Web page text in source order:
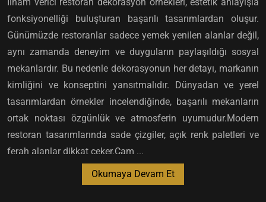
fonksiyonelliği buluşturan başarılı tasarımlardan oluşur.
Günümüzde restoranlar sadece yemek yenilen alanlar değil,
aynı zamanda deneyim ve duyguların paylaşıldığı sosyal
mekanlardır. Bu nedenle dekorasyonun her detayı, markanın
kimliğini ve konseptini yansıtmalıdır. Dünyadan ve yerel
tasarımlardan örnekler incelendiğinde, başarılı mekanların
ortak noktası özgünlük ve atmosferin uyumudur.Modern
restoran tasarımlarında sade çizgiler, açık renk paletleri ve
ferah alanlar dikkat çeker.Cam ...
Okumaya Devam Et